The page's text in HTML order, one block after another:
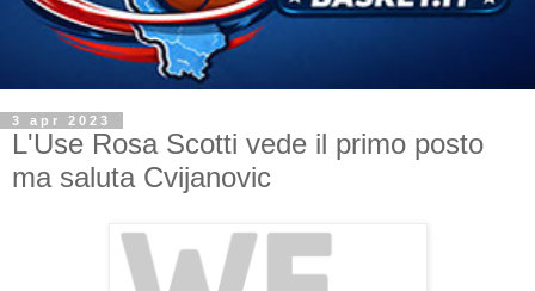
3 apr 2023
L'Use Rosa Scotti vede il primo posto
ma saluta Cvijanovic